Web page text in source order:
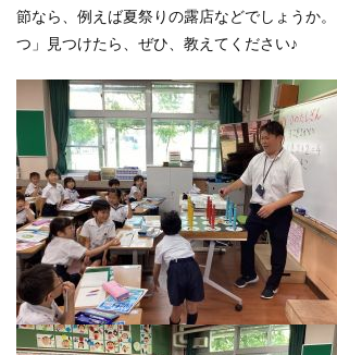
節なら、例えば夏祭りの露店などでしょうか。
つ」見つけたら、ぜひ、教えてください♪